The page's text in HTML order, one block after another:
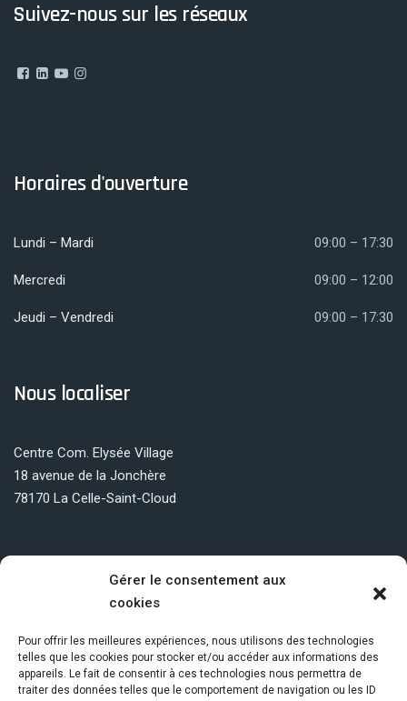
Gérer le consentement aux
cookies
Pour offrir les meilleures expériences, nous utilisons des technologies
telles que les cookies pour stocker et/ou accéder aux informations des
appareils. Le fait de consentir à ces technologies nous permettra de
traiter des données telles que le comportement de navigation ou les ID
Suivez-nous sur les réseaux
Horaires d'ouverture
Lundi – Mardi 09:00 – 17:30
Mercredi 09:00 – 12:00
Jeudi – Vendredi 09:00 – 17:30
Nous localiser
Centre Com. Elysée Village
18 avenue de la Jonchère
78170 La Celle-Saint-Cloud
Copyright © 2026La Jonchère